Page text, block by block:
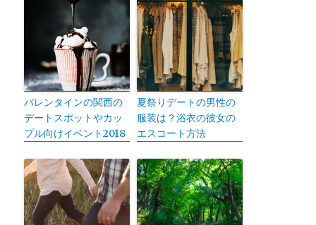
バレンタインの関西の
デートスポットやカッ
プル向けイベント2018
夏祭りデートの男性の
服装は？浴衣の彼女の
エスコート方法